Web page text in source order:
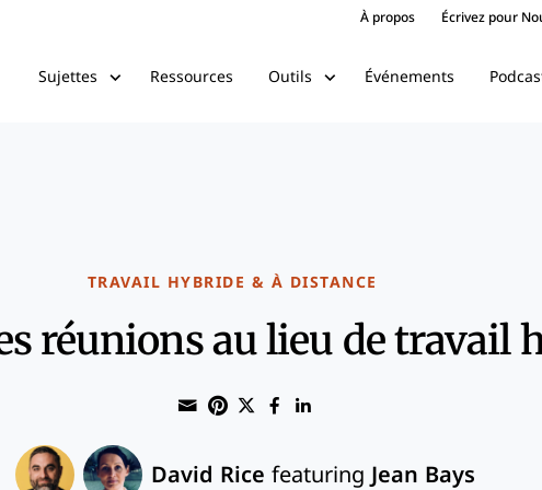
À propos Écrivez pour
Sujettes Ressources Outils Événements
TRAVAIL HYBRIDE & À DISTANCE
réunions au lieu de travail
Share through Email
Print this page
Share on Pinterest
Share on Twitter
Share on Facebook
David Rice featuring Jean Bays